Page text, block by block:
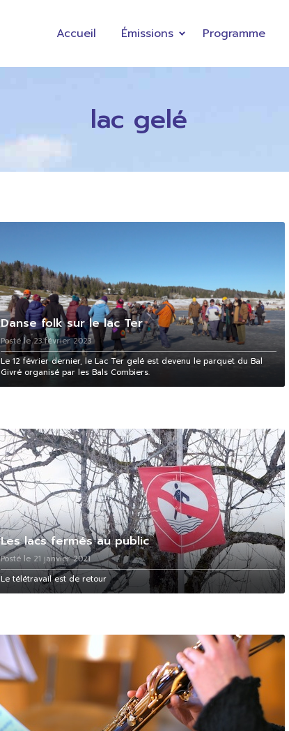
Accueil Émissions Programme
lac gelé
Danse folk sur le lac Ter
Posté le 23 février 2023
Le 12 février dernier, le Lac Ter gelé est devenu le parquet du Bal
Givré organisé par les Bals Combiers.
Les lacs fermés au public
Posté le 21 janvier 2021
Le télétravail est de retour